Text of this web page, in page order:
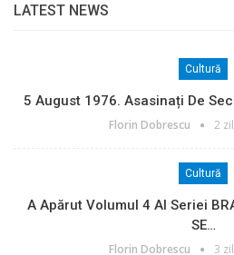
LATEST NEWS
Cultură
5 August 1976. Asasinați De
Florin Dobrescu 2
Cultură
A Apărut Volumul 4 Al Seriei
SE…
Florin Dobrescu 3